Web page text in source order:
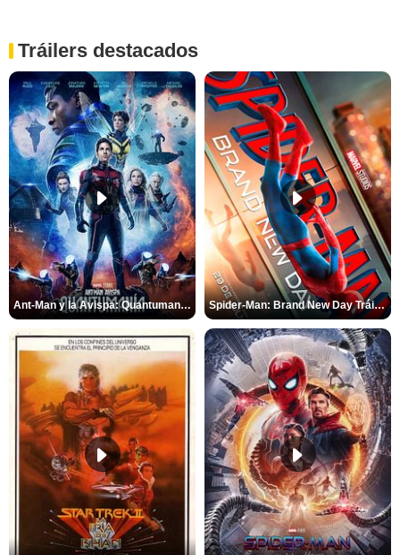
Tráilers destacados
Ant-Man y la Avispa: Quantumanía Tráiler (2) Spider-Man: Brand New Day Tráiler (3)